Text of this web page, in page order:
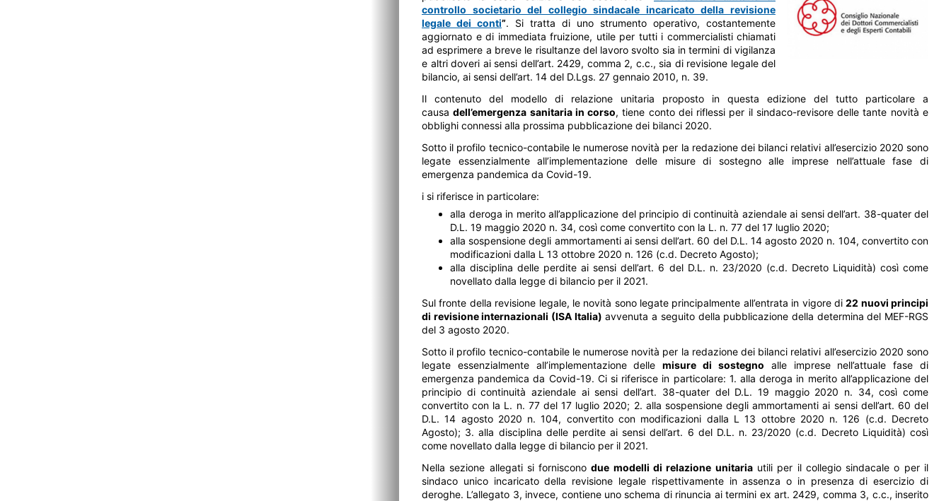
controllo societario del collegio sindacale incaricato della revisione
legale dei conti”. Si tratta di uno strumento operativo, costantemente
aggiornato e di immediata fruizione, utile per tutti i commercialisti chiamati
ad esprimere a breve le risultanze del lavoro svolto sia in termini di vigilanza
e altri doveri ai sensi dell’art. 2429, comma 2, c.c., sia di revisione legale del
bilancio, ai sensi dell’art. 14 del D.Lgs. 27 gennaio 2010, n. 39.
Il contenuto del modello di relazione unitaria proposto in questa edizione del tutto particolare a
causadell’emergenza sanitaria in corso, tiene conto dei riflessi per il sindaco-revisore delle tante novità e
obblighi connessi alla prossima pubblicazione dei bilanci 2020.
Sotto il profilo tecnico-contabile le numerose novità per la redazione dei bilanci relativi all’esercizio 2020 sono
legate essenzialmente all’implementazione delle misure di sostegno alle imprese nell’attuale fase di
emergenza pandemica da Covid-19.
i si riferisce in particolare:
alla deroga in merito all’applicazione del principio di continuità aziendale ai sensi dell’art. 38-quater del
D.L. 19 maggio 2020 n. 34, così come convertito con la L. n. 77 del 17 luglio 2020;
alla sospensione degli ammortamenti ai sensi dell’art. 60 del D.L. 14 agosto 2020 n. 104, convertito con
modificazioni dalla L 13 ottobre 2020 n. 126 (c.d. Decreto Agosto);
alla disciplina delle perdite ai sensi dell’art. 6 del D.L. n. 23/2020 (c.d. Decreto Liquidità) così come
novellato dalla legge di bilancio per il 2021.
Sul fronte della revisione legale, le novità sono legate principalmente all’entrata in vigore di22 nuovi principi
di revisione internazionali (ISA Italia) avvenuta a seguito della pubblicazione della determina del MEF-RGS
del 3 agosto 2020.
Sotto il profilo tecnico-contabile le numerose novità per la redazione dei bilanci relativi all’esercizio 2020 sono
legate essenzialmente all’implementazione dellemisure di sostegno alle imprese nell’attuale fase di
emergenza pandemica da Covid-19. Ci si riferisce in particolare: 1. alla deroga in merito all’applicazione del
principio di continuità aziendale ai sensi dell’art. 38-quater del D.L. 19 maggio 2020 n. 34, così come
convertito con la L. n. 77 del 17 luglio 2020; 2. alla sospensione degli ammortamenti ai sensi dell’art. 60 del
D.L. 14 agosto 2020 n. 104, convertito con modificazioni dalla L 13 ottobre 2020 n. 126 (c.d. Decreto
Agosto); 3. alla disciplina delle perdite ai sensi dell’art. 6 del D.L. n. 23/2020 (c.d. Decreto Liquidità) così
come novellato dalla legge di bilancio per il 2021.
Nella sezione allegati si fornisconodue modelli di relazione unitariautili per il collegio sindacale o per il
sindaco unico incaricato della revisione legale rispettivamente in assenza o in presenza di esercizio di
deroghe. L’allegato 3, invece, contiene uno schema di rinuncia ai termini ex art. 2429, comma 3, c.c., inserito